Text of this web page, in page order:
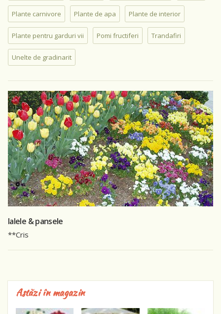
Plante carnivore Plante de apa Plante de interior
Plante pentru garduri vii Pomi fructiferi Trandafiri
Unelte de gradinarit
lalele & pansele
**Cris
Astăzi în magazin